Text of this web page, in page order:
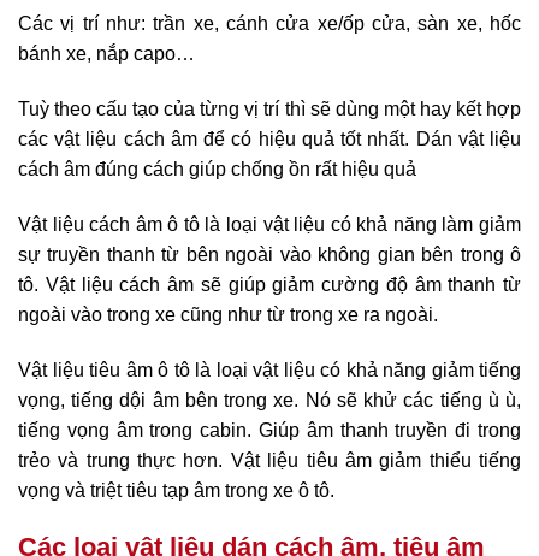
Các vị trí như: trần xe, cánh cửa xe/ốp cửa, sàn xe, hốc
bánh xe, nắp capo…
Tuỳ theo cấu tạo của từng vị trí thì sẽ dùng một hay kết hợp
các vật liệu cách âm để có hiệu quả tốt nhất. Dán vật liệu
cách âm đúng cách giúp chống ồn rất hiệu quả
Vật liệu cách âm ô tô là loại vật liệu có khả năng làm giảm
sự truyền thanh từ bên ngoài vào không gian bên trong ô
tô. Vật liệu cách âm sẽ giúp giảm cường độ âm thanh từ
ngoài vào trong xe cũng như từ trong xe ra ngoài.
Vật liệu tiêu âm ô tô là loại vật liệu có khả năng giảm tiếng
vọng, tiếng dội âm bên trong xe. Nó sẽ khử các tiếng ù ù,
tiếng vọng âm trong cabin. Giúp âm thanh truyền đi trong
trẻo và trung thực hơn. Vật liệu tiêu âm giảm thiểu tiếng
vọng và triệt tiêu tạp âm trong xe ô tô.
Các loại vật liệu dán cách âm, tiêu âm